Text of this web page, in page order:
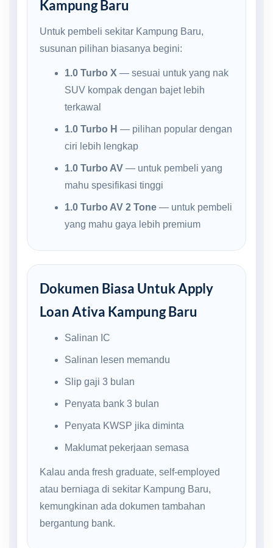
Kampung Baru
Untuk pembeli sekitar Kampung Baru,
susunan pilihan biasanya begini:
1.0 Turbo X — sesuai untuk yang nak
SUV kompak dengan bajet lebih
terkawal
1.0 Turbo H — pilihan popular dengan
ciri lebih lengkap
1.0 Turbo AV— untuk pembeli yang
mahu spesifikasi tinggi
1.0 Turbo AV 2 Tone— untuk pembeli
yang mahu gaya lebih premium
Dokumen Biasa Untuk Apply
Loan Ativa Kampung Baru
Salinan IC
Salinan lesen memandu
Slip gaji 3 bulan
Penyata bank 3 bulan
Penyata KWSP jika diminta
Maklumat pekerjaan semasa
Kalau anda fresh graduate, self-employed
atau berniaga di sekitar Kampung Baru,
kemungkinan ada dokumen tambahan
bergantung bank.